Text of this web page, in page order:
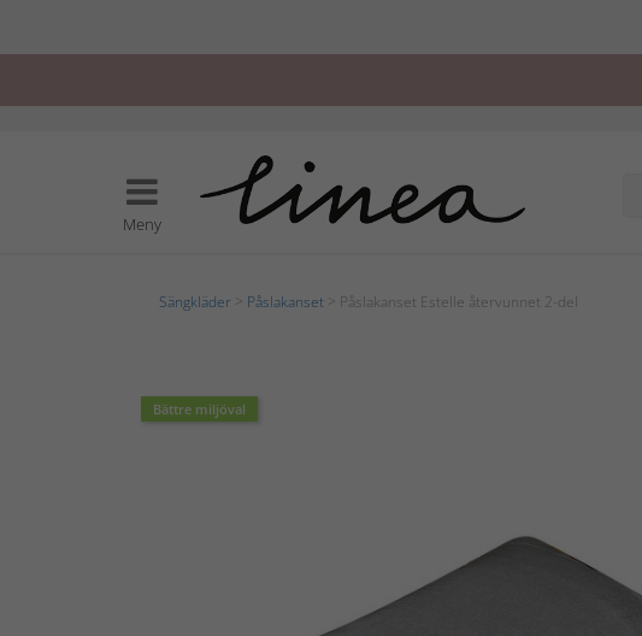
Meny
Sängkläder Påslakanset > Påslakanset Estelle återvunnet 2-del
Bättre miljöval